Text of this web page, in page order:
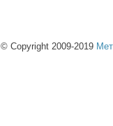
© Copyright 2009-2019